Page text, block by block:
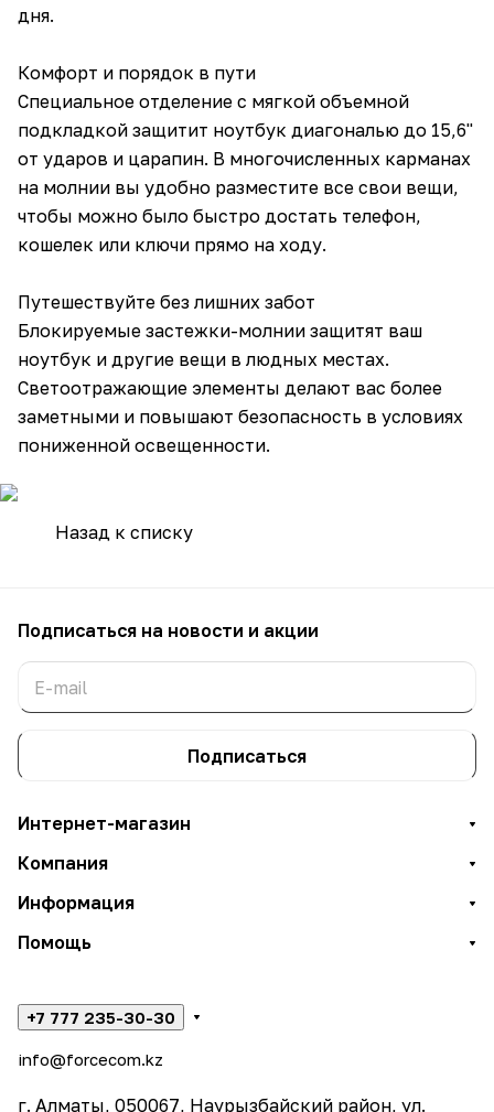
дня.
Комфорт и порядок в пути
Специальное отделение с мягкой объемной
подкладкой защитит ноутбук диагональю до 15,6"
от ударов и царапин. В многочисленных карманах
на молнии вы удобно разместите все свои вещи,
чтобы можно было быстро достать телефон,
кошелек или ключи прямо на ходу.
Путешествуйте без лишних забот
Блокируемые застежки-молнии защитят ваш
ноутбук и другие вещи в людных местах.
Светоотражающие элементы делают вас более
заметными и повышают безопасность в условиях
пониженной освещенности.
Назад к списку
Подписаться на новости и акции
Подписаться
Интернет-магазин
Компания
Информация
Помощь
+7 777 235-30-30
info@forcecom.kz
г. Алматы, 050067, Наурызбайский район, ул.